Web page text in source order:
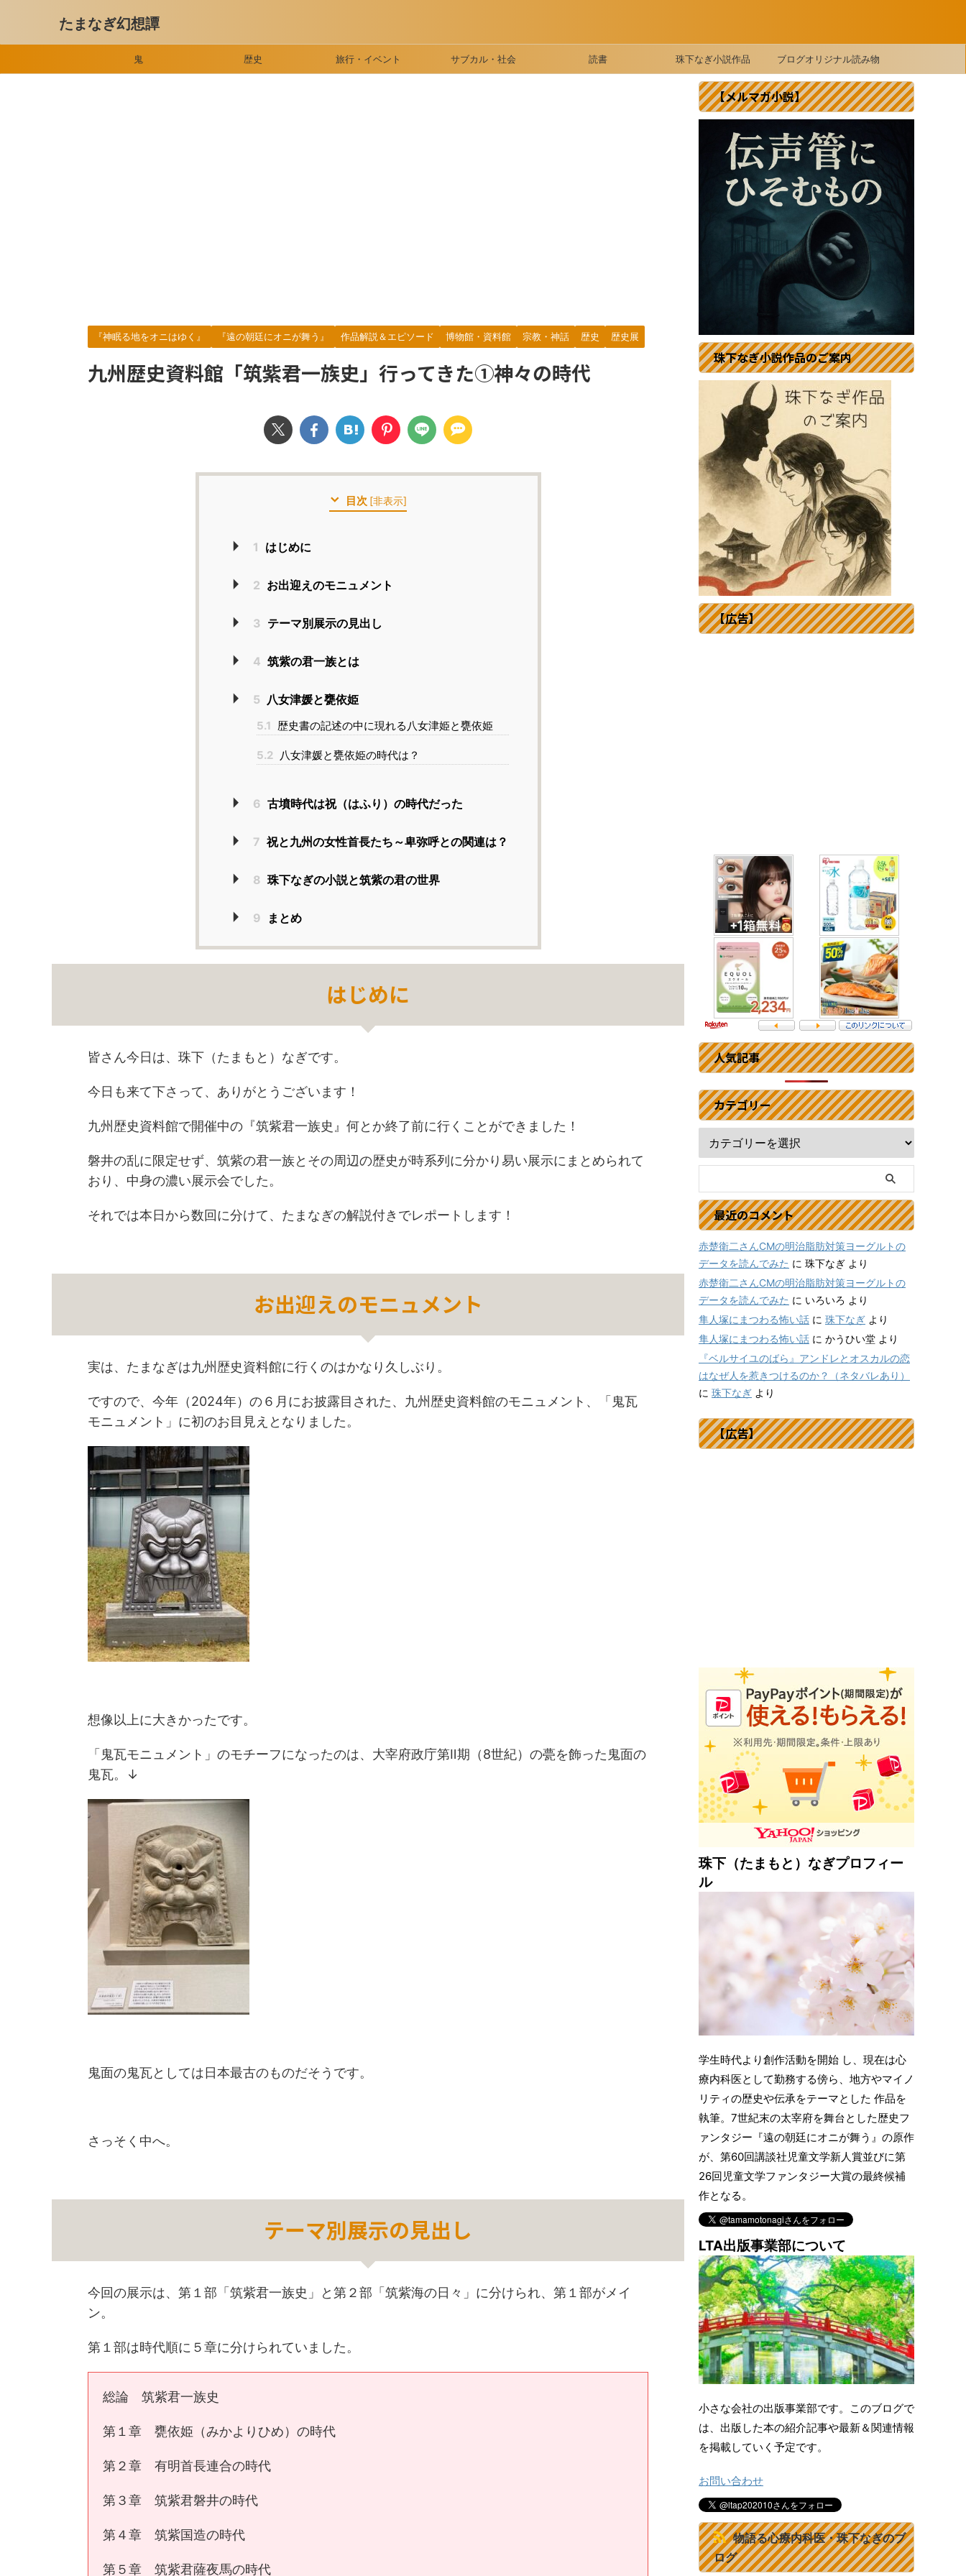
たまなぎ幻想譚
鬼 歴史 旅行・イベント サブカル・社会 読書 珠下なぎ小説作品 ブログオリジナル読み物
『神眠る地をオニはゆく』 『遠の朝廷にオニが舞う』 作品解説＆エピソード 博物館・資料館 宗教・神話 歴史 歴史展
九州歴史資料館「筑紫君一族史」行ってきた①神々の時代
目次 [非表示]
1 はじめに
2 お出迎えのモニュメント
3 テーマ別展示の見出し
4 筑紫の君一族とは
5 八女津媛と甕依姫
5.1 歴史書の記述の中に現れる八女津姫と甕依姫
5.2 八女津媛と甕依姫の時代は？
6 古墳時代は祝（はふり）の時代だった
7 祝と九州の女性首長たち～卑弥呼との関連は？
8 珠下なぎの小説と筑紫の君の世界
9 まとめ
はじめに
皆さん今日は、珠下（たまもと）なぎです。
今日も来て下さって、ありがとうございます！
九州歴史資料館で開催中の『筑紫君一族史』何とか終了前に行くことができました！
磐井の乱に限定せず、筑紫の君一族とその周辺の歴史が時系列に分かり易い展示にまとめられて
おり、中身の濃い展示会でした。
それでは本日から数回に分けて、たまなぎの解説付きでレポートします！
お出迎えのモニュメント
実は、たまなぎは九州歴史資料館に行くのはかなり久しぶり。
ですので、今年（2024年）の６月にお披露目された、九州歴史資料館のモニュメント、「鬼瓦
モニュメント」に初のお目見えとなりました。
想像以上に大きかったです。
「鬼瓦モニュメント」のモチーフになったのは、大宰府政庁第Ⅱ期（8世紀）の甍を飾った鬼面の
鬼瓦。↓
鬼面の鬼瓦としては日本最古のものだそうです。
さっそく中へ。
テーマ別展示の見出し
今回の展示は、第１部「筑紫君一族史」と第２部「筑紫海の日々」に分けられ、第１部がメイ
ン。
第１部は時代順に５章に分けられていました。
総論 筑紫君一族史
第１章 甕依姫（みかよりひめ）の時代
第２章 有明首長連合の時代
第３章 筑紫君磐井の時代
第４章 筑紫国造の時代
第５章 筑紫君薩夜馬の時代
【メルマガ小説】
珠下なぎ小説作品のご案内
【広告】
人気記事
カテゴリー
最近のコメント
赤楚衛二さんCMの明治脂肪対策ヨーグルトの
データを読んでみた に 珠下なぎ より
赤楚衛二さんCMの明治脂肪対策ヨーグルトの
データを読んでみた に いろいろ より
隼人塚にまつわる怖い話 に 珠下なぎ より
隼人塚にまつわる怖い話 に かうひい堂 より
『ベルサイユのばら』アンドレとオスカルの恋
はなぜ人を惹きつけるのか？（ネタバレあり）
に 珠下なぎ より
【広告】
珠下（たまもと）なぎプロフィー
ル
学生時代より創作活動を開始 し、現在は心
療内科医として勤務する傍ら、地方やマイノ
リティの歴史や伝承をテーマとした 作品を
執筆。7世紀末の太宰府を舞台とした歴史フ
ァンタジー『遠の朝廷にオニが舞う』の原作
が、第60回講談社児童文学新人賞並びに第
26回児童文学ファンタジー大賞の最終候補
作となる。
LTA出版事業部について
小さな会社の出版事業部です。このブログで
は、出版した本の紹介記事や最新＆関連情報
を掲載していく予定です。
お問い合わせ
物語る心療内科医・珠下なぎのブ
ログ